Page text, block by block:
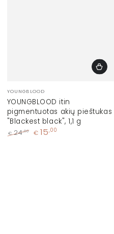
Prekinis
ženklas:
YOUNGBLOOD
YOUNGBLOOD itin
pigmentuotas akių pieštukas
"Blackest black", 1,1 g
€ 24,00 € 15,00